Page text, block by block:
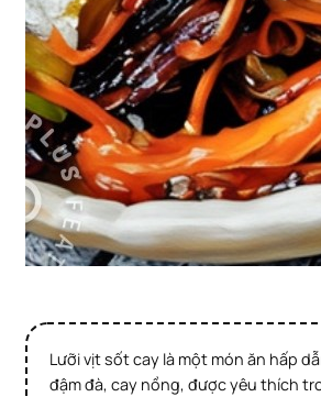
Lưỡi vịt sốt cay là một món ăn hấp dẫn với hương vị
đậm đà, cay nồng, được yêu thích